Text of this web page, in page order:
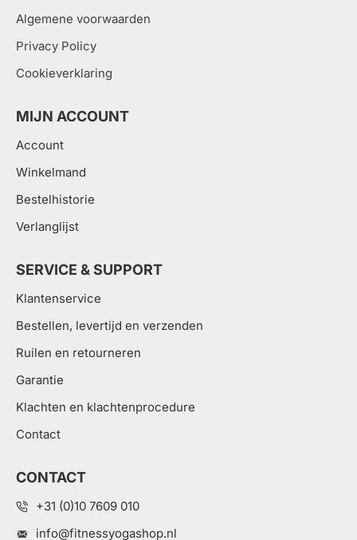
Algemene voorwaarden
Privacy Policy
Cookieverklaring
MIJN ACCOUNT
Account
Winkelmand
Bestelhistorie
Verlanglijst
SERVICE & SUPPORT
Klantenservice
Bestellen, levertijd en verzenden
Ruilen en retourneren
Garantie
Klachten en klachtenprocedure
Contact
CONTACT
+31 (0)10 7609 010
info@fitnessyogashop.nl